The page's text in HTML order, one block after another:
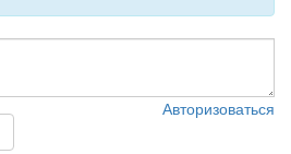
Авторизоваться